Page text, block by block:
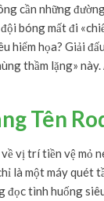
cần những
bóng mất đi
họa? Giải
thầm lặng»
Tên
vị trí tiền vệ mỏ
là một máy quét
đọc tình huống